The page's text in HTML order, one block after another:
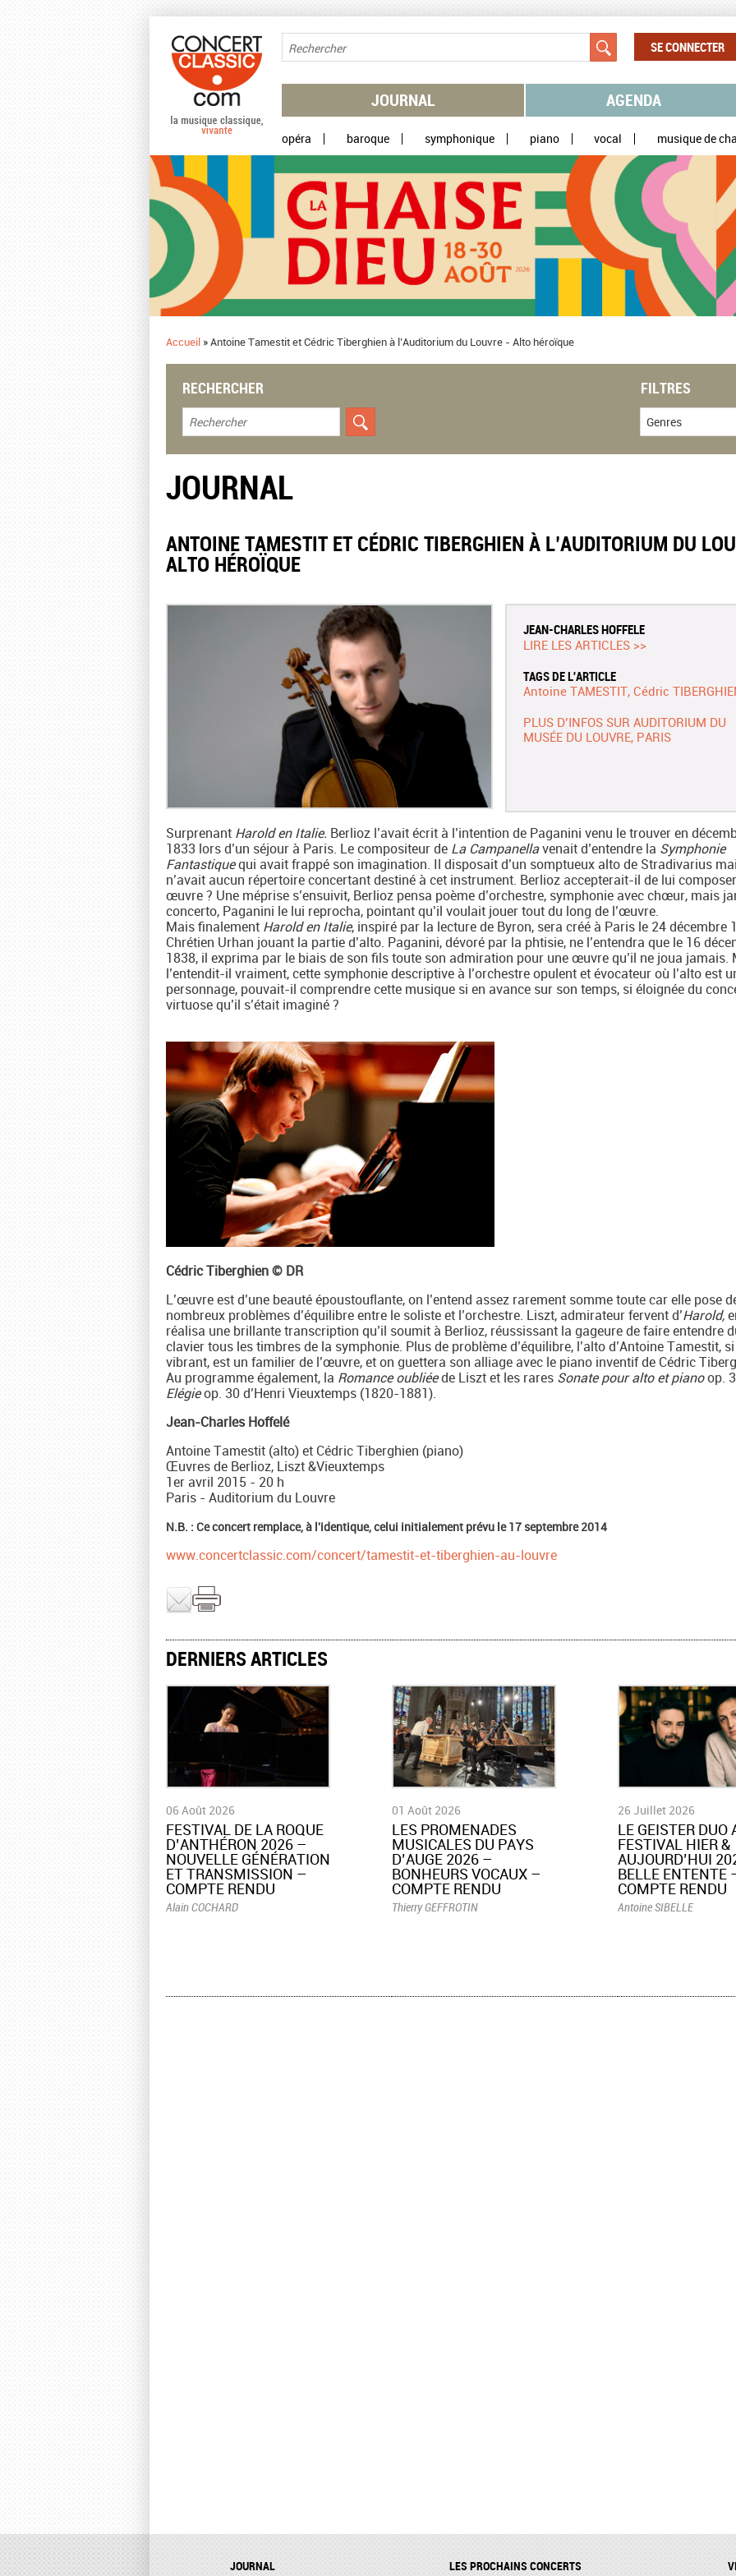
SE CONNECTER
JOURNAL AGENDA
opéra baroque symphonique piano vocal musique de
Accueil »Antoine Tamestit et Cédric Tiberghien à l’Auditorium du Louvre - Alto héroïque
RECHERCHER FILTRES
Genres
JOURNAL
ANTOINE TAMESTIT ET CÉDRIC TIBERGHIEN À L’AUDITORIUM DU
ALTO HÉROÏQUE
JEAN-CHARLES HOFFELE
LIRE LES ARTICLES >>
TAGS DE L'ARTICLE
Antoine TAMESTIT Cédric
PLUS D’INFOS SUR AUDITORIUM DU
MUSÉE DU LOUVRE, PARIS
Surprenant Harold en Italie. Berlioz l’avait écrit à l’intention de Paganini venu le trouver en
1833 lors d’un séjour à Paris. Le compositeur de La Campanellavenait d’entendre la Symphonie
Fantastiquequi avait frappé son imagination. Il disposait d’un somptueux alto de Stradivarius
n’avait aucun répertoire concertant destiné à cet instrument. Berlioz accepterait-il de lui
œuvre ? Une méprise s’ensuivit, Berlioz pensa poème d’orchestre, symphonie avec chœur, mais
concerto, Paganini le lui reprocha, pointant qu’il voulait jouer tout du long de l’œuvre.
Mais finalement Harold en Italie, inspiré par la lecture de Byron, sera créé à Paris le 24 décembre
Chrétien Urhan jouant la partie d’alto. Paganini, dévoré par la phtisie, ne l’entendra que le 16
1838, il exprima par le biais de son fils toute son admiration pour une œuvre qu’il ne joua jamais.
l’entendit-il vraiment, cette symphonie descriptive à l’orchestre opulent et évocateur où l’alto est
personnage, pouvait-il comprendre cette musique si en avance sur son temps, si éloignée du
virtuose qu’il s’était imaginé ?
Cédric Tiberghien © DR
L’œuvre est d’une beauté époustouflante, on l’entend assez rarement somme toute car elle pose
nombreux problèmes d’équilibre entre le soliste et l’orchestre. Liszt, admirateur fervent d’Harold,
réalisa une brillante transcription qu’il soumit à Berlioz, réussissant la gageure de faire entendre
clavier tous les timbres de la symphonie. Plus de problème d’équilibre, l’alto d’Antoine Tamestit,
vibrant, est un familier de l’œuvre, et on guettera son alliage avec le piano inventif de Cédric
Au programme également, la Romance oubliéede Liszt et les rares Sonate pour alto et pianoop.
Elégieop. 30 d’Henri Vieuxtemps (1820-1881).
Jean-Charles Hoffelé
Antoine Tamestit (alto) et Cédric Tiberghien (piano)
Œuvres de Berlioz, Liszt &Vieuxtemps
1er avril 2015 - 20 h
Paris - Auditorium du Louvre
N.B. : Ce concert remplace, à l'identique, celui initialement prévu le 17 septembre 2014
www.concertclassic.com/concert/tamestit-et-tiberghien-au-louvre
DERNIERS ARTICLES
06 Août 2026
​FESTIVAL DE LA ROQUE
D’ANTHÉRON 2026 –
NOUVELLE GÉNÉRATION
ET TRANSMISSION –
COMPTE RENDU
Alain COCHARD
01 Août 2026
LES PROMENADES
MUSICALES DU PAYS
D’AUGE 2026 –
BONHEURS VOCAUX –
COMPTE RENDU
Thierry GEFFROTIN
26 Juillet 2026
LE GEISTER DUO
FESTIVAL HIER &
AUJOURD’HUI
BELLE ENTENTE
COMPTE RENDU
Antoine SIBELLE
JOURNAL LES PROCHAINS CONCERTS